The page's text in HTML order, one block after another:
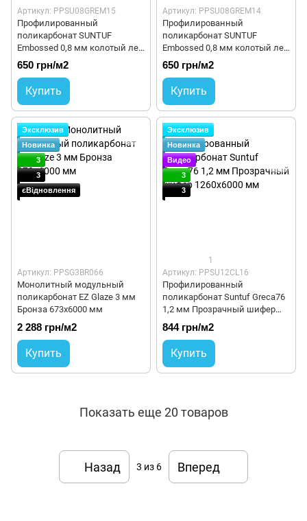
Артикул: PPSU08GREM15
Профилированный
поликарбонат SUNTUF
Embossed 0,8 мм колотый лед
Grey (графит) 1060x5000 мм
650 грн/м2
Купить
Артикул: PPSU08GREM14
Профилированный
поликарбонат SUNTUF
Embossed 0,8 мм колотый лед
Grey (графит) 1060x4000 мм
650 грн/м2
Купить
Эксклюзив
Новинка
3
3
єВідновлення
Артикул: PPSG3BR066
Монолитный модульный
поликарбонат EZ Glaze 3 мм
Бронза 673x6000 мм
2 288 грн/м2
Купить
Эксклюзив
Новинка
Видео
3
3
1
Артикул: PPSU12CL16
Профилированный
поликарбонат Suntuf Greca76
1,2 мм Прозрачный шифер
1260x6000 мм
844 грн/м2
Купить
Показать еще 20 товаров
Назад 3 из 6 Вперед